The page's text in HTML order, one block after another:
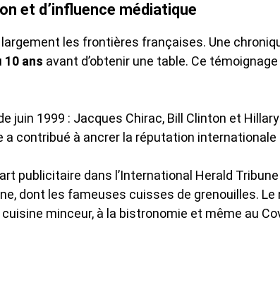
et d’influence médiatique
largement les frontières françaises. Une
10 ans avant d’obtenir une table. Ce
juin 1999 : Jacques Chirac, Bill Clinton et
a contribué à ancrer la réputation
publicitaire dans l’International Herald
dont les fameuses cuisses de grenouilles.
cuisine minceur, à la bistronomie et même au